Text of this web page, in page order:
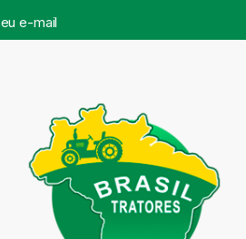
e-mail